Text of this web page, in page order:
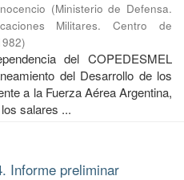
(Ministerio de Defensa.
Militares. Centro de
)
del COPEDESMEL
del Desarrollo de los
a la Fuerza Aérea Argentina,
salares ...
Informe preliminar